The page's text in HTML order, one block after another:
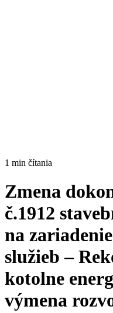
1 min čítania
Zmena
č.1912
na
služieb –
kotolne
výmena